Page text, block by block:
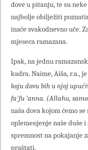
dove u pitanju, te su
najbolje obilježiti
inače svakodnevno uče.
mjeseca ramazana.
Ipak, na jednu
kadra. Naime, Aiša, r.a.,
koju dovu bih u njoj
fa'fu ‘anna. (Allahu,
naša dova kojom ćemo
oplemenjenje naše duše
spremnost na pokajanje
praštati.